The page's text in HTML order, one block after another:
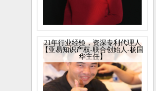
21年行业经验，资深专利代理人
【亚易知识产权-联合创始人-杨国
华主任】